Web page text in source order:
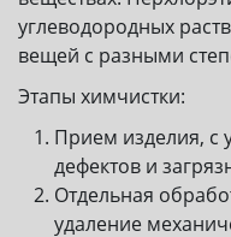
углеводородных
вещей с разными
Этапы химчистки:
Прием изделия, с
дефектов и
Отдельная
удаление